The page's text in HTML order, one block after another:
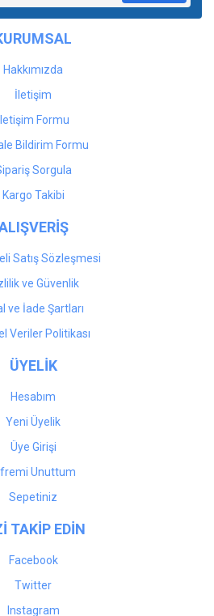
Hakkımızda
İletişim
Formu
Bildirim Formu
Sorgula
Kargo Takibi
Satış Sözleşmesi
ve Güvenlik
ve İade Şartları
Veriler Politikası
ÜYELİK
Hesabım
Yeni Üyelik
Üye Girişi
Unuttum
Sepetiniz
TAKİP EDİN
Facebook
Twitter
Instagram